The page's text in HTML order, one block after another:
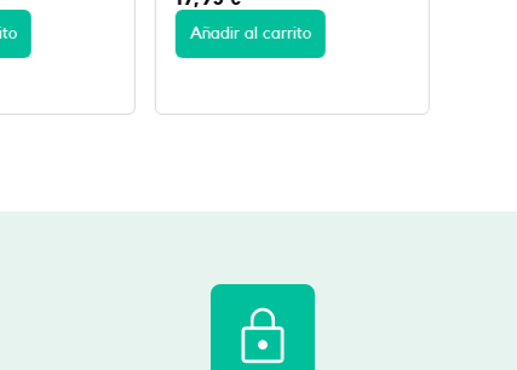
Añadir al carrito